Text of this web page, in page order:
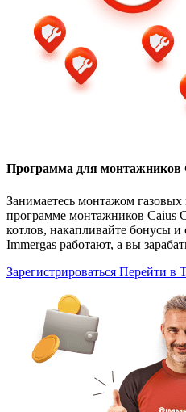
Программа для монтажников
Занимаетесь монтажом
программе монтажников Caius
котлов, накапливайте бонусы
Immergas работают, а вы
Зарегистрироваться Перейти в